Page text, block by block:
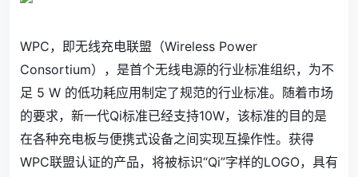
WPC，即无线充电联盟（Wireless Power
Consortium），是首个无线电源的行业标准组织，为不
足 5 W 的低功耗应用制定了规范的行业标准。随着市场
的要求，新一代Qi标准已经支持10W，该标准的目的是
在各种充电板与便携式设备之间实现互操作性。获得
WPC联盟认证的产品，将被标识“Qi”字样的LOGO，具有